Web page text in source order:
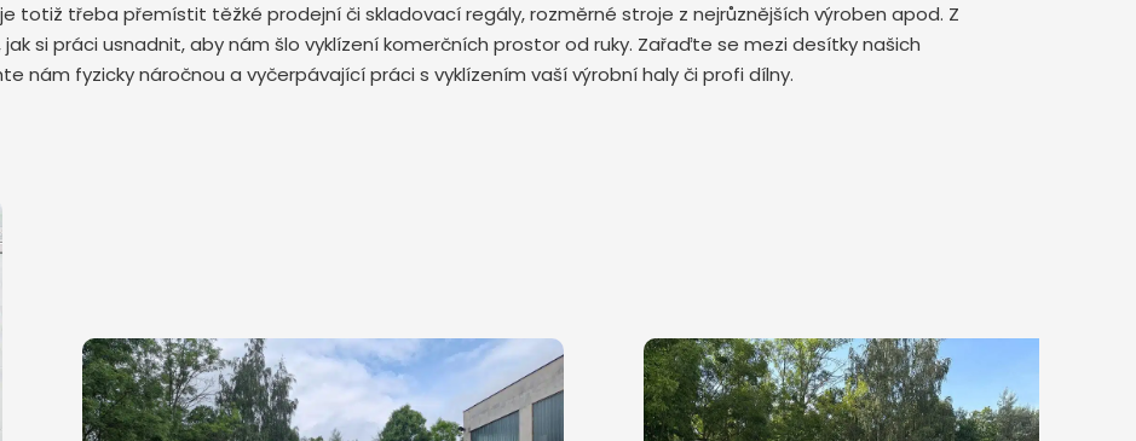
totiž třeba přemístit těžké prodejní či skladovací regály, rozměrné stroje z nejrůznějších výroben apod. Z
si práci usnadnit, aby nám šlo vyklízení komerčních prostor od ruky. Zařaďte se mezi desítky našich
nám fyzicky náročnou a vyčerpávající práci s vyklízením vaší výrobní haly či profi dílny.